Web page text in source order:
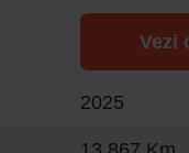
Vezi
2025